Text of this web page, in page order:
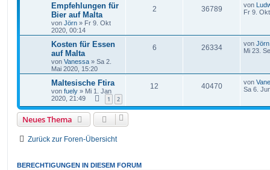
Empfehlungen für
Bier auf Malta
von Jörn » Fr 9. Okt
2020, 00:14
2 36789 von
Fr 9.
Kosten für Essen
auf Malta
von Vanessa » Sa 2.
Mai 2020, 15:20
6 26334 von Jörn
Mi 23.
Maltesische Ftira
von fuely » Mi 1. Jan
2020, 21:49
1 2
12 40470 von
Sa 6.
Neues Thema
Zurück zur Foren-Übersicht
BERECHTIGUNGEN IN DIESEM FORUM